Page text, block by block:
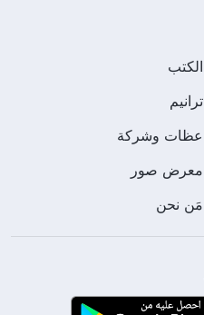
الكتب
ترانيم
عظات وشركة
معرض صور
مَن نحن